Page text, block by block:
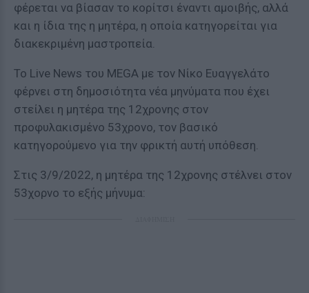
φέρεται να βίασαν το κορίτσι έναντι αμοιβής, αλλά
και η ίδια της η μητέρα, η οποία κατηγορείται για
διακεκριμένη μαστροπεία.
Το Live News του MEGA με τον Νίκο Ευαγγελάτο
φέρνει στη δημοσιότητα νέα μηνύματα που έχει
στείλει η μητέρα της 12χρονης στον
προφυλακισμένο 53χρονο, τον βασικό
κατηγορούμενο για την φρικτή αυτή υπόθεση.
Στις 3/9/2022, η μητέρα της 12χρονης στέλνει στον
53χορνο το εξής μήνυμα: